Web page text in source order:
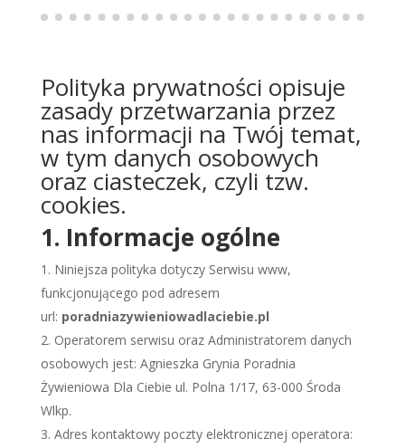
Polityka prywatności opisuje
zasady przetwarzania przez
nas informacji na Twój temat,
w tym danych osobowych
oraz ciasteczek, czyli tzw.
cookies.
1. Informacje ogólne
Niniejsza polityka dotyczy Serwisu www,
funkcjonującego pod adresem
url: poradniazywieniowadlaciebie.pl
Operatorem serwisu oraz Administratorem danych
osobowych jest: Agnieszka Grynia Poradnia
Żywieniowa Dla Ciebie ul. Polna 1/17, 63-000 Środa
Wlkp.
Adres kontaktowy poczty elektronicznej operatora: